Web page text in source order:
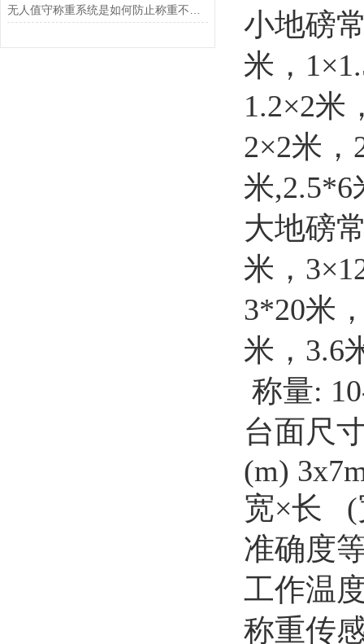
小地磅
米，
1.2×2米
2×2米，
米,2.5*6
大地磅
米，
3*20米
米，3.6
称量:
台面尺
(m)
宽×长 (
准确度
工作温
称重传